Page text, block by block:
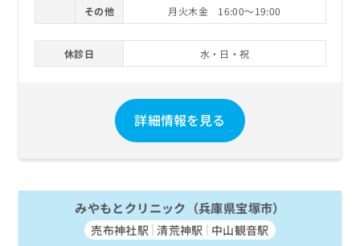
その他
月火木金 16:00～19:00
休診日 水・日・祝
詳細情報を見る
みやもとクリニック（兵庫県宝塚市）
売布神社駅 清荒神駅 中山観音駅